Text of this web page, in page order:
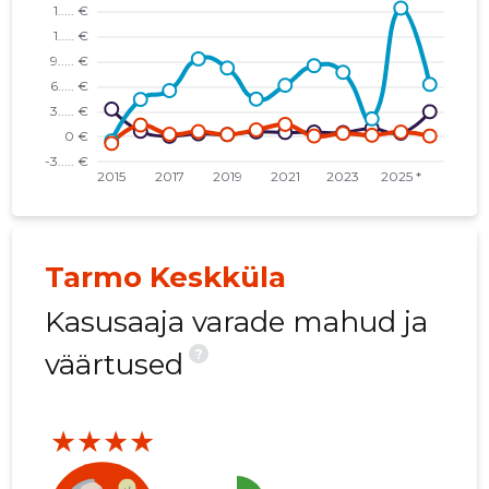
......
* FORUS SECURITY AS ...... ......
......
Tarmo Keskküla
Kasusaaja varade mahud ja
väärtused
?
★★★★